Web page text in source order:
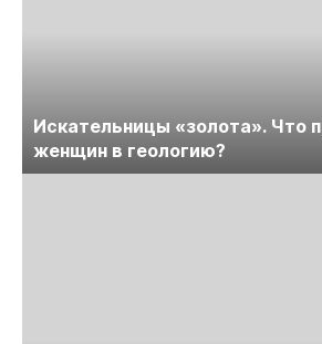
Искательницы «золота». Что
женщин в геологию?